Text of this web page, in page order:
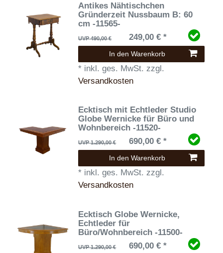
Antikes Nähtischchen
Gründerzeit Nussbaum B: 60
cm -11565-
UVP 490,00 € 249,00 € *
In den Warenkorb
* inkl. ges. MwSt. zzgl.
Versandkosten
Ecktisch mit Echtleder Studio
Globe Wernicke für Büro und
Wohnbereich -11520-
UVP 1.290,00 € 690,00 € *
In den Warenkorb
* inkl. ges. MwSt. zzgl.
Versandkosten
Ecktisch Globe Wernicke,
Echtleder für
Büro/Wohnbereich -11500-
UVP 1.290,00 € 690,00 € *